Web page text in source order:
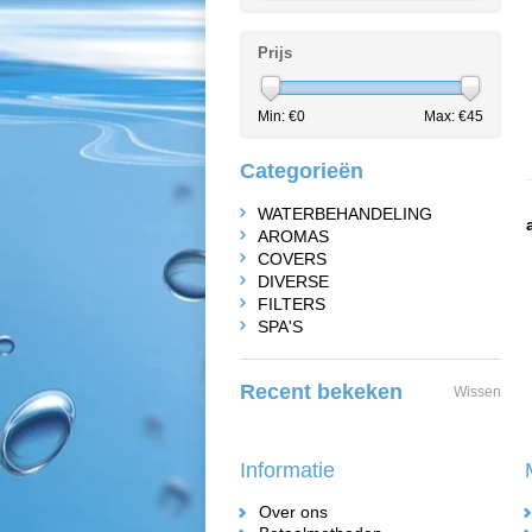
Prijs
Min: €0 Max: €45
Categorieën
WATERBEHANDELING
AROMAS
COVERS
DIVERSE
FILTERS
SPA'S
Recent bekeken Wissen
Informatie
Over ons